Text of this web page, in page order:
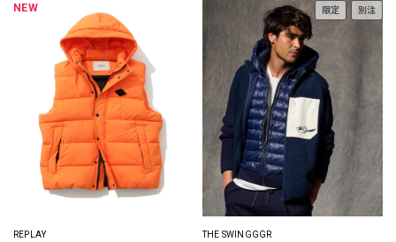
NEW
REPLAY
限定 別注
THE SWINGGGR